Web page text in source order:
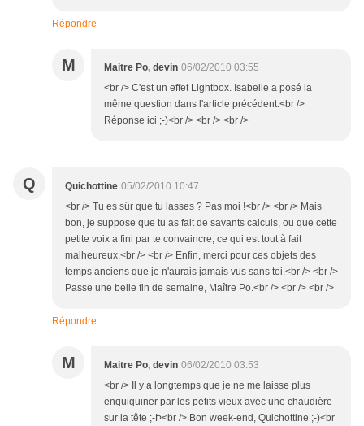
Répondre
M Maitre Po, devin 06/02/2010 03:55
<br /> C'est un effet Lightbox. Isabelle a posé la
même question dans l'article précédent.<br />
Réponse ici ;-)<br /> <br /> <br />
Q Quichottine 05/02/2010 10:47
<br /> Tu es sûr que tu lasses ? Pas moi !<br /> <br /> Mais
bon, je suppose que tu as fait de savants calculs, ou que cette
petite voix a fini par te convaincre, ce qui est tout à fait
malheureux.<br /> <br /> Enfin, merci pour ces objets des
temps anciens que je n'aurais jamais vus sans toi.<br /> <br />
Passe une belle fin de semaine, Maître Po.<br /> <br /> <br />
Répondre
M Maitre Po, devin 06/02/2010 03:53
<br /> Il y a longtemps que je ne me laisse plus
enquiquiner par les petits vieux avec une chaudière
sur la tête ;-Þ<br /> Bon week-end, Quichottine ;-)<br